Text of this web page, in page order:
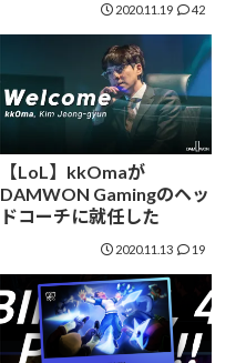
2020.11.19 42
【LoL】kkOmaが
DAMWON Gamingのヘッ
ドコーチに就任した
2020.11.13 19